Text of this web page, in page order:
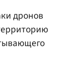
дронов